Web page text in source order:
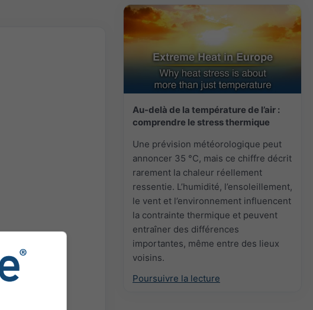
Au-delà de la température de l’air :
comprendre le stress thermique
Une prévision météorologique peut
annoncer 35 °C, mais ce chiffre décrit
rarement la chaleur réellement
ressentie. L’humidité, l’ensoleillement,
le vent et l’environnement influencent
la contrainte thermique et peuvent
entraîner des différences
importantes, même entre des lieux
voisins.
Poursuivre la lecture